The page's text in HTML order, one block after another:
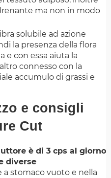
ma non in modo
solubile ad azione
la presenza della flora
e con essa aiuta la
connesso con la
accumulo di grassi e
e consigli
Cut
è di 3 cps al giorno
diverse
a stomaco vuoto e nella